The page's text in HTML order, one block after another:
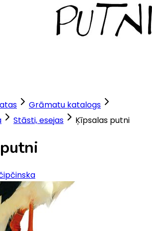
Grāmatu katalogs
Stāsti, esejas Ķīpsalas putni